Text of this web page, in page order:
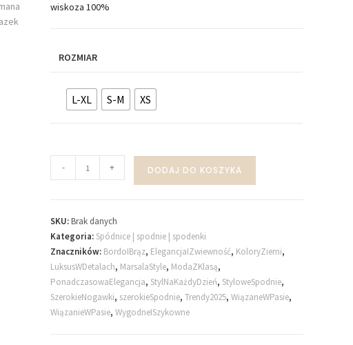
wiskoza 100%
ROZMIAR
L-XL S-M XS
- + DODAJ DO KOSZYKA
SKU:Brak danych
Kategoria:Spódnice | spodnie | spodenki
Znaczników: BordoIBrąz​, ElegancjaIZwiewność​, KoloryZiemi​,
LuksusWDetalach​, MarsalaStyle​, ModaZKlasą​,
PonadczasowaElegancja​,StylNaKażdyDzień​,StyloweSpodnie,
SzerokieNogawki​, szerokieSpodnie​,Trendy2025​,WiązaneWPasie​,
WiązanieWPasie​,WygodneISzykowne​